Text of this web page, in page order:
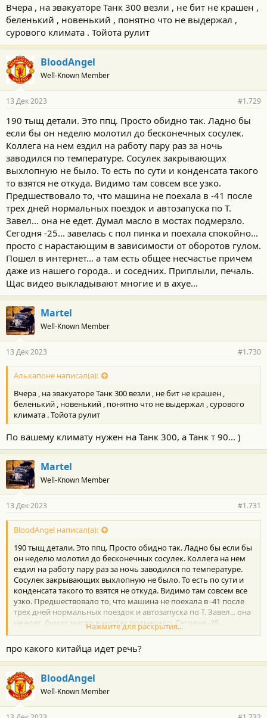
2,0-литровый турбированный мотор выдает 249 л.с., сочетается
он с 8-ступенчатой автоматической коробкой передач (у
дорестайлинговой машины – «робот»). Максимальная
скорость составляет 195 км/ч, а динамику никак нельзя назвать
выдающейся – 9,3 с до 100 км/ч. Привод, естественно, полный.
От упоминаний слова «премиум» (и его производных) в
описании нового Exeed VX может пойти кругом голова. Зато
сразу понятно, почему цена подросла на 1,2 млн рублей
относительно дорестайлинговой версии.
В оснащении есть все, что только может быть: 10 подушек
безопасности, система кругового обзора, система контроля
слепых зон, масса систем помощи водителю, три экрана на
диагональю 15,6 дюйма), «роскошный» салон, «аудиосистема
класса премиум» с 23 динамиками, атмосферная подсветка,
телематическая система и много всего другого.
На данный момент на официальном сайте принимаются
предварительные заказы, старт продажам будет дан 14
декабря.
https://китайские-автомобили.рф/2023/12/12/ceny-obnovlennyy-
exeed-vx/
Вчера , на эвакуаторе Танк 300 везли , не бит не крашен ,
беленький , новенький , понятно что не выдержал ,
сурового климата . Тойота рулит
BloodAngel
Well-Known Member
13 Дек 2023 #1.729
190 тыщ детали. Это ппц. Просто обидно так. Ладно бы
если бы он неделю молотил до бесконечных сосулек.
Коллега на нем ездил на работу пару раз за ночь
заводился по температуре. Сосулек закрывающих
выхлопную не было. То есть по сути и конденсата такого
то взятся не откуда. Видимо там совсем все узко.
Предшествовало то, что машина не поехала в -41 после
трех дней нормальных поездок и автозапуска по Т.
Завел... она не едет. Думал масло в мостах подмерзло.
Сегодня -25... завелась с пол пинка и поехала спокойно...
просто с нарастающим в зависимости от оборотов гулом.
Пошел в интернет... а там есть общее несчастье причем
даже из нашего города.. и соседних. Приплыли, печаль.
Щас видео выкладывают многие и в ахуе...
Martel
Well-Known Member
13 Дек 2023 #1.730
Алькапоне написал(а):
Вчера , на эвакуаторе Танк 300 везли , не бит не крашен ,
беленький , новенький , понятно что не выдержал , сурового
климата . Тойота рулит
По вашему климату нужен на Танк 300, а Танк т 90... )
Martel
Well-Known Member
13 Дек 2023 #1.731
BloodAngel написал(а):
190 тыщ детали. Это ппц. Просто обидно так. Ладно бы если бы
он неделю молотил до бесконечных сосулек. Коллега на нем
ездил на работу пару раз за ночь заводился по температуре.
Сосулек закрывающих выхлопную не было. То есть по сути и
конденсата такого то взятся не откуда. Видимо там совсем все
узко. Предшествовало то, что машина не поехала в -41 после
трех дней нормальных поездок и автозапуска по Т. Завел... она
не едет. Думал масло в мостах подмерзло. Сегодня -25...
завелась с пол пинка и поехала спокойно... просто с
нарастающим в зависимости от оборотов гулом. Пошел в
интернет... а там есть общее несчастье причем даже из нашего
города.. и соседних. Приплыли, печаль. Щас видео
выкладывают многие и в ахуе...
Нажмите для раскрытия...
про какого китайца идет речь?
BloodAngel
Well-Known Member